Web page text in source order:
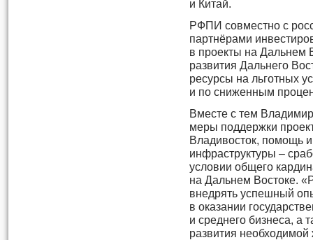
и Китай.
РФПИ совместно с
партнёрами
в проекты на Дальнем
развития Дальнего
ресурсы на льготных
и по сниженным
Вместе с тем
меры поддержки
Владивосток, помощь
инфраструктуры –
условии общего
на Дальнем Востоке.
внедрять успешный
в оказании
и среднего бизнеса, а
развития